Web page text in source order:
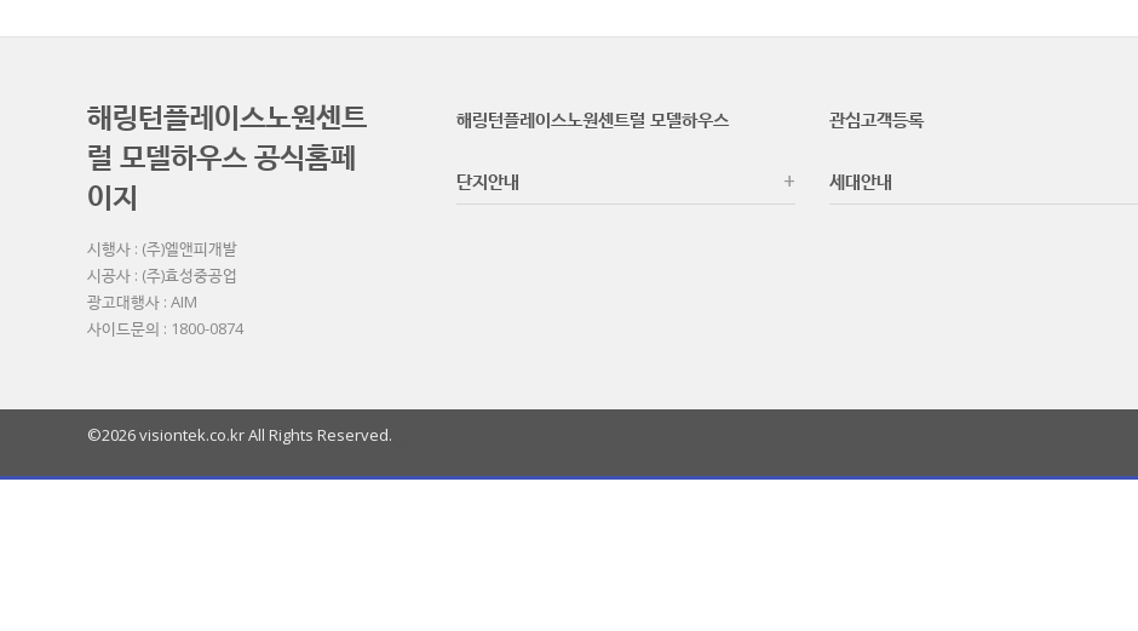
해링턴플레이스노원센트
럴 모델하우스 공식홈페
이지
시행사 : (주)엘앤피개발
시공사 : (주)효성중공업
광고대행사 : AIM
사이드문의 : 1800-0874
해링턴플레이스노원센트럴 모델하우스 관심고객등록
단지안내 세대안내
©2026 visiontek.co.kr All Rights Reserved.